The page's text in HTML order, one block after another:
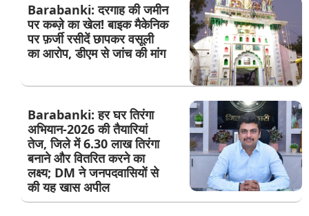
Barabanki: दरगाह की जमीन
पर कब्ज़े का खेल! बाइक मैकेनिक
पर फ़र्जी रसीदें छापकर वसूली
का आरोप, डीएम से जांच की मांग
Barabanki: हर घर तिरंगा
अभियान-2026 की तैयारियां
तेज, जिले में 6.30 लाख तिरंगा
बनाने और वितरित करने का
लक्ष्य; DM ने जनपदवासियों से
की यह खास अपील